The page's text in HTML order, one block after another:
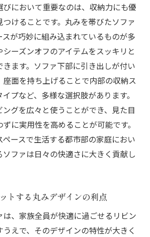
びにおいて重要なのは、収納力にも優
けることです。丸みを帯びたソファ
スが巧妙に組み込まれているものが多
シーズンオフのアイテムをスッキリと
ます。ソファ下部に引き出しが付い
座面を持ち上げることで内部の収納ス
プなど、多様な選択肢があります。
ングを広々と使うことができ、見た目
に実用性を高めることが可能です。
ースで生活する都市部の家庭におい
ファは日々の快適さに大きく貢献し
トする丸みデザインの利点
は、家族全員が快適に過ごせるリビン
えで、そのデザインの特性が大きく